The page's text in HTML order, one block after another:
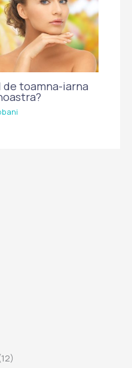
de toamna-iarna